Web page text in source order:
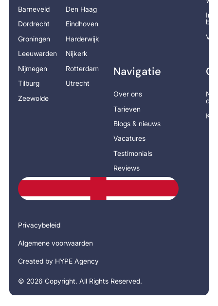
Barneveld
Den Haag
Dordrecht
Eindhoven
Groningen
Harderwijk
Leeuwarden
Nijkerk
Nijmegen
Rotterdam
Tilburg
Utrecht
Zeewolde
Navigatie
Over ons
Tarieven
Blogs & nieuws
Vacatures
Testimonials
Reviews
op
© 2026 Copyright. All Rights Reserved.
Privacybeleid
Algemene voorwaarden
Created by HYPE Agency